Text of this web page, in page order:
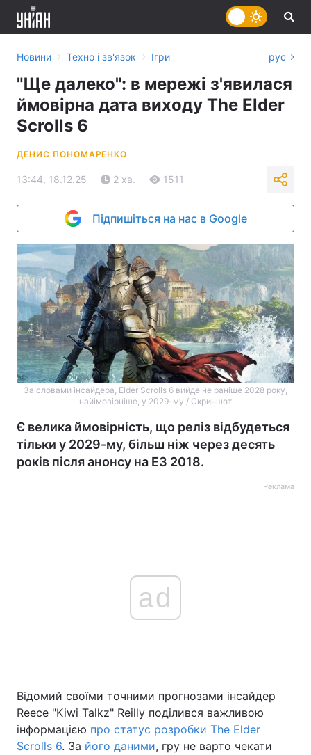
Україна Політика
Економіка Світ
Новини › Техно і зв'язок › Ігри рус
"Ще далеко": в мережі з'явилася
ймовірна дата виходу The Elder
Scrolls 6
ДЕНИС ПОНОМАРЕНКО
13:44, 18.12.25 2 хв. 1511
Підпишіться на нас в Google
За словами інсайдера, Elder Scrolls 6 вийде не раніше 2028 року,
найімовірніше, у 2029-му / Скриншот
Є велика ймовірність, що реліз відбудеться
тільки у 2029-му, більш ніж через десять
років після анонсу на E3 2018.
Реклама
ad
Відомий своїми точними прогнозами інсайдер
Reece "Kiwi Talkz" Reilly поділився важливою
інформацією про статус розробки The Elder
Scrolls 6. За його даними, гру не варто чекати